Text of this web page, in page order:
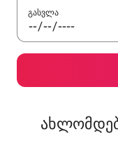
გასვლა